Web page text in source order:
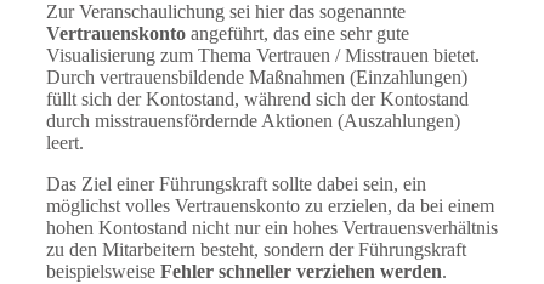
Zur Veranschaulichung sei hier das sogenannte
Vertrauenskonto angeführt, das eine sehr gute
Visualisierung zum Thema Vertrauen / Misstrauen bietet.
Durch vertrauensbildende Maßnahmen (Einzahlungen)
füllt sich der Kontostand, während sich der Kontostand
durch misstrauensfördernde Aktionen (Auszahlungen)
leert.
Das Ziel einer Führungskraft sollte dabei sein, ein
möglichst volles Vertrauenskonto zu erzielen, da bei einem
hohen Kontostand nicht nur ein hohes Vertrauensverhältnis
zu den Mitarbeitern besteht, sondern der Führungskraft
beispielsweise Fehler schneller verziehen werden.